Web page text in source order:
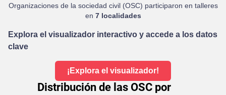
Organizaciones de la sociedad civil (OSC) participaron en talleres
en 7 localidades
Explora el visualizador interactivo y accede a los datos
clave
¡Explora el visualizador!